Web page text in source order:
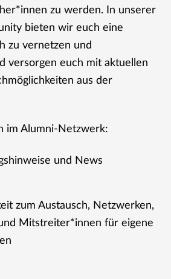
zu werden. In unserer
bieten wir euch eine
zu vernetzen und
versorgen euch mit aktuellen
aus der
im Alumni-Netzwerk:
und News
zum Austausch, Netzwerken,
Mitstreiter*innen für eigene